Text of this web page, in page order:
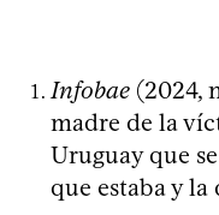
Infobae (2024,
madre de la
Uruguay que
que estaba y la